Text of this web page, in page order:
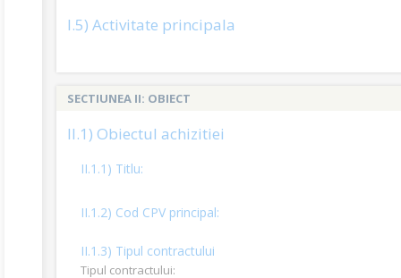
I.5) Activitate principala
SECTIUNEA II: OBIECT
II.1) Obiectul achizitiei
II.1.1) Titlu:
II.1.2) Cod CPV principal:
II.1.3) Tipul contractului
Tipul contractului: